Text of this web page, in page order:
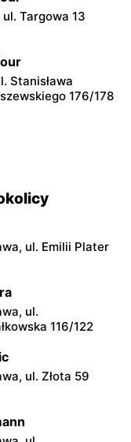
ul. Targowa 13
Stanisława
176/178
Bp. Władysława
49
ul. Popławska
9
6
ul. Emilii Plater
ul.
116/122
ul. Złota 59